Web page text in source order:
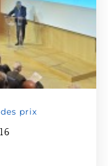
prix